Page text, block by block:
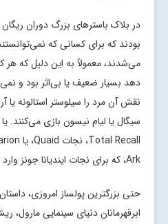
در بلاک باسترهای بزرگ دوران
بودند که برای کسانی که
می‌شدند، معمولاً به این دلیل که هر
دهد بسیار ضعیف یا بی‌اثر بود و
نقش آن مرد را سیلوستر استالونه یا
سیگال یا لیام نیسون بازی می‌کنند.
Ark، که برای نجات ایندیانا جونز وارد عمل شده است.
حتی بزرگترین پولساز امروزی،
ابرقهرمانان دنیای سینمایی مارول،